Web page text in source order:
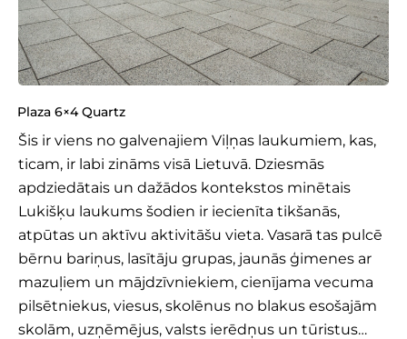
Plaza 6×4 Quartz
Šis ir viens no galvenajiem Viļņas laukumiem, kas,
ticam, ir labi zināms visā Lietuvā. Dziesmās
apdziedātais un dažādos kontekstos minētais
Lukišķu laukums šodien ir iecienīta tikšanās,
atpūtas un aktīvu aktivitāšu vieta. Vasarā tas pulcē
bērnu bariņus, lasītāju grupas, jaunās ģimenes ar
mazuļiem un mājdzīvniekiem, cienījama vecuma
pilsētniekus, viesus, skolēnus no blakus esošajām
skolām, uzņēmējus, valsts ierēdņus un tūristus…